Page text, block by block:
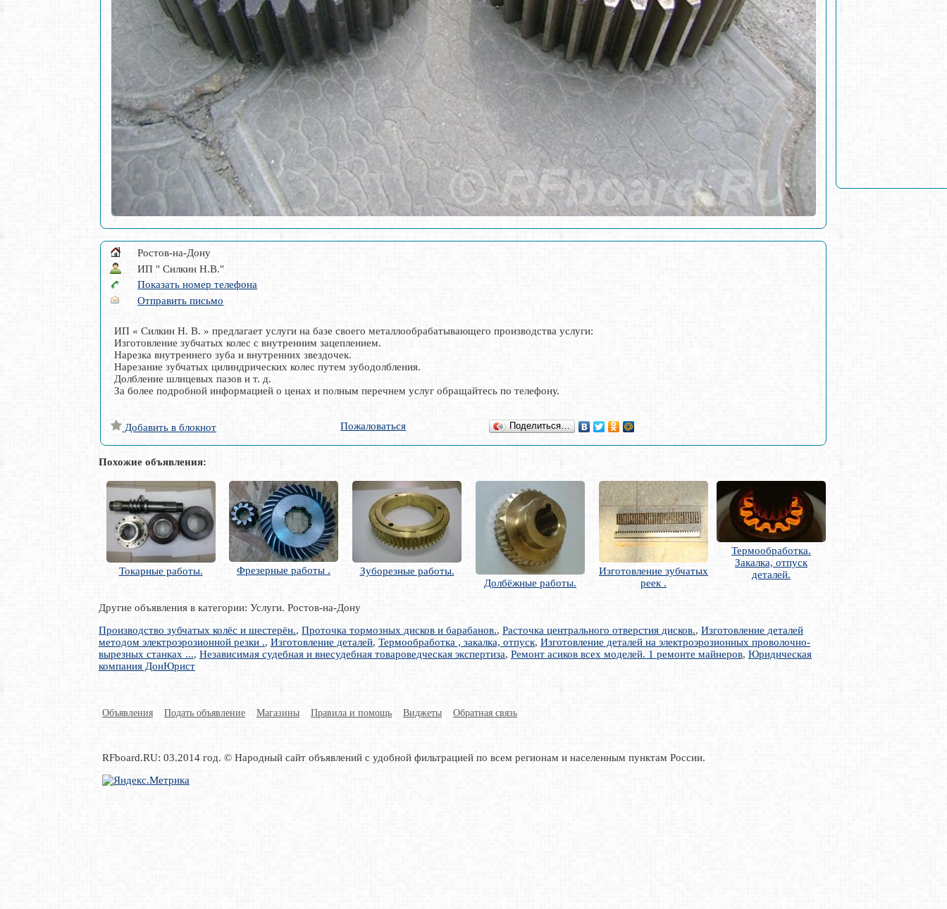
Ростов-на-Дону
ИП " Силкин Н.В."
Показать номер телефона
Отправить письмо
ИП « Силкин Н. В. » предлагает услуги на базе своего металлообрабатывающего производства услуги:
Изготовление зубчатых колес с внутренним зацеплением.
Нарезка внутреннего зуба и внутренних звездочек.
Нарезание зубчатых цилиндрических колес путем зубодолбления.
Долбление шлицевых пазов и т. д.
За более подробной информацией о ценах и полным перечнем услуг обращайтесь по телефону.
Добавить в блокнот Пожаловаться Поделиться…
Похожие объявления:
Токарные работы. Фрезерные работы .
Зуборезные работы.
Долбёжные работы.
Изготовление зубчатых
реек .
Термообработка.
Закалка, отпуск
деталей.
Другие объявления в категории: Услуги. Ростов-на-Дону
Производство зубчатых колёс и шестерён., Проточка тормозных дисков и барабанов., Расточка центрального отверстия дисков., Изготовление деталей
методом электроэрозионной резки ., Изготовление деталей, Термообработка , закалка, отпуск, Изготовление деталей на электроэрозионных проволочно-
вырезных станках ..., Независимая судебная и внесудебная товароведческая экспертиза, Ремонт асиков всех моделей. 1 ремонте майнеров, Юридическая
компания ДонЮрист
Объявления Подать объявление Магазины Правила и помощь Виджеты Обратная связь
RFboard.RU: 03.2014 год. © Народный сайт объявлений с удобной фильтрацией по всем регионам и населенным пунктам России.